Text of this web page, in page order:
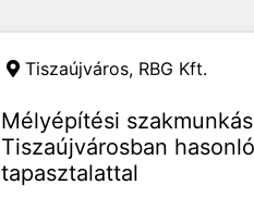
Tiszaújváros, RBG Kft.
Mélyépítési
Tiszaújvárosban
tapasztalattal